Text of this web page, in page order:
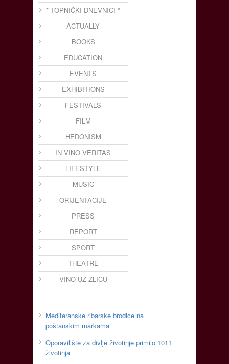
* TOPNIČKI DNEVNICI *
ACTUALLY
BOOKS
EDUCATION
EVENTS
EXHIBITIONS
FESTIVALS
FILM
HEDONISM
IN VINO VERITAS
LIFESTYLE
MUSIC
ORIJENTACIJE
PRESS
REPORT
SPORT
THEATRE
VINO UZ ŽLICU
Mediteranske ribarske brodice na
poštanskim markama
Oporavilište za divlje životinje primilo 1011
životinja